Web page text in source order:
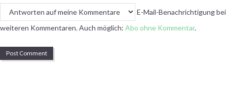
E-Mail-Benachrichtigung bei
weiteren Kommentaren. Auch möglich: Abo ohne Kommentar.